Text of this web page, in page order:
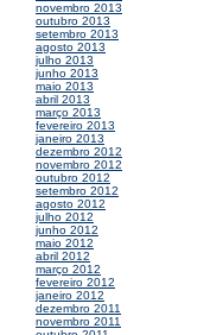
novembro 2013
outubro 2013
setembro 2013
agosto 2013
julho 2013
junho 2013
maio 2013
abril 2013
março 2013
fevereiro 2013
janeiro 2013
dezembro 2012
novembro 2012
outubro 2012
setembro 2012
agosto 2012
julho 2012
junho 2012
maio 2012
abril 2012
março 2012
fevereiro 2012
janeiro 2012
dezembro 2011
novembro 2011